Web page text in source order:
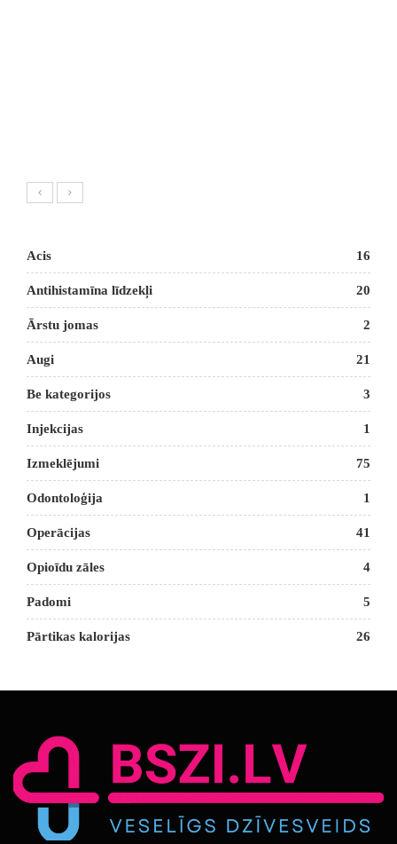
Acis 16
Antihistamīna līdzekļi 20
Ārstu jomas 2
Augi 21
Be kategorijos 3
Injekcijas 1
Izmeklējumi 75
Odontoloģija 1
Operācijas 41
Opioīdu zāles 4
Padomi 5
Pārtikas kalorijas 26